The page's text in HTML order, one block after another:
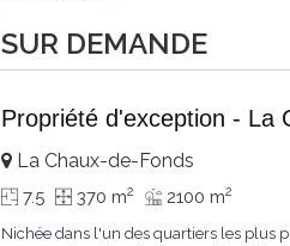
SUR DEMANDE
Propriété d'exception - La
La Chaux-de-Fonds
7.5 370 m2 2100 m2
Nichée dans l'un des quartiers les plus